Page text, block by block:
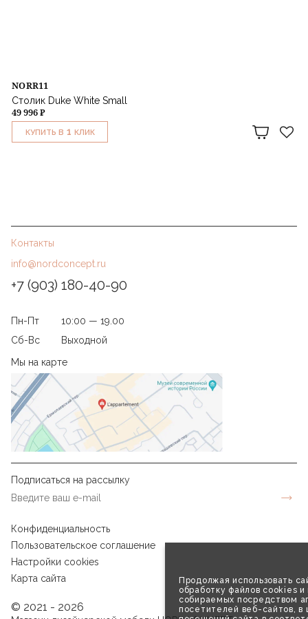
Продолжая использовать
обработку файлов cookies и
собираемых посредством
посетителей веб-сайтов, в
NORR11
Столик Duke White Small
49 996 ₽
КУПИТЬ В 1 КЛИК
Контакты
info@nordconcept.ru
+7 (903) 180-40-90
Пн-Пт
10:00 — 19.00
Сб-Вс
Выходной
Мы на карте
Подписаться на рассылку
Конфиденциальность
Пользовательское соглашение
Настройки cookies
Карта сайта
© 2021 - 2026